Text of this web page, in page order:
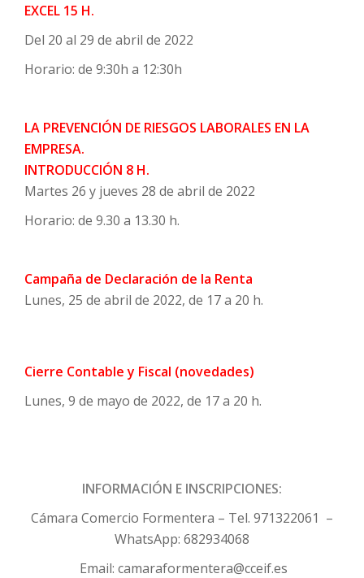
EXCEL 15 H.
Del 20 al 29 de abril de 2022
Horario: de 9:30h a 12:30h
LA PREVENCIÓN DE RIESGOS LABORALES EN LA
EMPRESA.
INTRODUCCIÓN 8 H.
Martes 26 y jueves 28 de abril de 2022
Horario: de 9.30 a 13.30 h.
Campaña de Declaración de la Renta
Lunes, 25 de abril de 2022, de 17 a 20 h.
Cierre Contable y Fiscal (novedades)
Lunes, 9 de mayo de 2022, de 17 a 20 h.
INFORMACIÓN E INSCRIPCIONES:
Cámara Comercio Formentera – Tel. 971322061 –
WhatsApp: 682934068
Email: camaraformentera@cceif.es